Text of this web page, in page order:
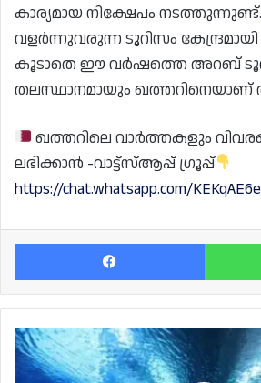
കാര്യമായ നിക്ഷേപം
വളർന്നുവരുന്ന ടൂറിസം കേന്ദ്രമായി
കൂടാതെ ഈ വർഷത്തെ അറബ്
തലസ്ഥാനമായും
ഖത്തറിലെ വാർത്തകളും
ലഭിക്കാൻ -വാട്ട്സ്ആപ്പ് ഗ്രൂപ്പ്
https://chat.whatsapp.com/
Facebook
ഹമദ്
പോർട്ട്
വിസിറ്റേഴ്‌സ്